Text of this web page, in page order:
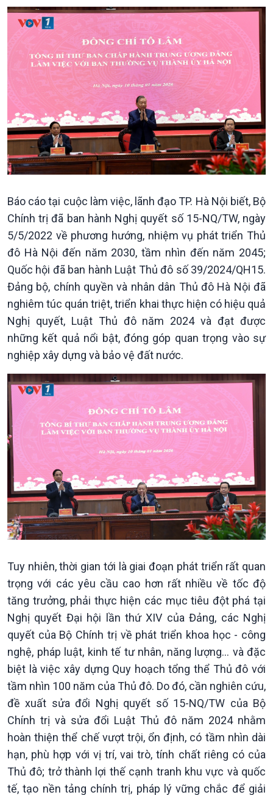
Chính trị
Tin Chính trị
Chính phủ với người dân
Quốc hội với cử tri
Xây dựng đảng
Đảng trong cuộc sống
Nhận diện sự thật
Pháp luật và đời sống
Thế giới
Tin thế giới
Hồ sơ sự kiện quốc tế
Thế giới & Việt Nam
Biên cương - Một dải vững
bền
Báo cáo tại cuộc làm việc, lãnh đạo TP. Hà Nội biết, Bộ
Chính trị đã ban hành Nghị quyết số 15-NQ/TW, ngày
5/5/2022 về phương hướng, nhiệm vụ phát triển Thủ
đô Hà Nội đến năm 2030, tầm nhìn đến năm 2045;
Quốc hội đã ban hành Luật Thủ đô số 39/2024/QH15.
Đảng bộ, chính quyền và nhân dân Thủ đô Hà Nội đã
nghiêm túc quán triệt, triển khai thực hiện có hiệu quả
Nghị quyết, Luật Thủ đô năm 2024 và đạt được
những kết quả nổi bật, đóng góp quan trọng vào sự
nghiệp xây dựng và bảo vệ đất nước.
Tuy nhiên, thời gian tới là giai đoạn phát triển rất quan
trọng với các yêu cầu cao hơn rất nhiều về tốc độ
tăng trưởng, phải thực hiện các mục tiêu đột phá tại
Nghị quyết Đại hội lần thứ XIV của Đảng, các Nghị
quyết của Bộ Chính trị về phát triển khoa học - công
nghệ, pháp luật, kinh tế tư nhân, năng lượng… và đặc
biệt là việc xây dựng Quy hoạch tổng thể Thủ đô với
tầm nhìn 100 năm của Thủ đô. Do đó, cần nghiên cứu,
đề xuất sửa đổi Nghị quyết số 15-NQ/TW của Bộ
Chính trị và sửa đổi Luật Thủ đô năm 2024 nhằm
hoàn thiện thể chế vượt trội, ổn định, có tầm nhìn dài
hạn, phù hợp với vị trí, vai trò, tính chất riêng có của
Thủ đô; trở thành lợi thế cạnh tranh khu vực và quốc
tế, tạo nền tảng chính trị, pháp lý vững chắc để giải